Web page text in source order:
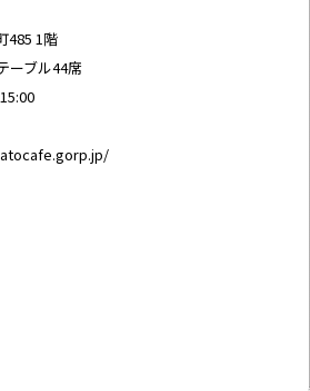
485 1階
ーブル44席